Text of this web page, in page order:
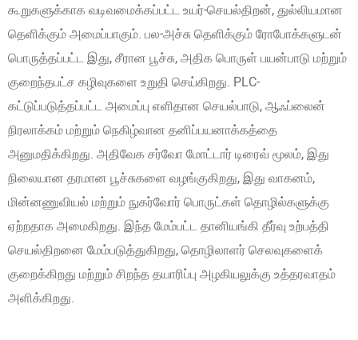
கூறுகளுக்காக வடிவமைக்கப்பட்ட உயர்-செயல்திறன், துல்லியமான
தெளிக்கும் அமைப்பாகும். பல-அச்சு தெளிக்கும் ரோபோக்களுடன்
பொருத்தப்பட்ட இது, சீரான பூச்சு, அதிக பொருள் பயன்பாடு மற்றும்
குறைந்தபட்ச கழிவுகளை உறுதி செய்கிறது. PLC-
கட்டுப்படுத்தப்பட்ட அமைப்பு எளிதான செயல்பாடு, ஆஃப்லைன்
நிரலாக்கம் மற்றும் நெகிழ்வான தனிப்பயனாக்கத்தை
அனுமதிக்கிறது. அதிவேக சர்வோ மோட்டார் டிரைவ் மூலம், இது
நிலையான தரமான பூச்சுகளை வழங்குகிறது, இது வாகனம்,
மின்னணுவியல் மற்றும் நுகர்வோர் பொருட்கள் தொழில்களுக்கு
ஏற்றதாக அமைகிறது. இந்த மேம்பட்ட தானியங்கி தீர்வு உற்பத்தி
செயல்திறனை மேம்படுத்துகிறது, தொழிலாளர் செலவுகளைக்
குறைக்கிறது மற்றும் சிறந்த தயாரிப்பு அழகியலுக்கு உத்தரவாதம்
அளிக்கிறது.